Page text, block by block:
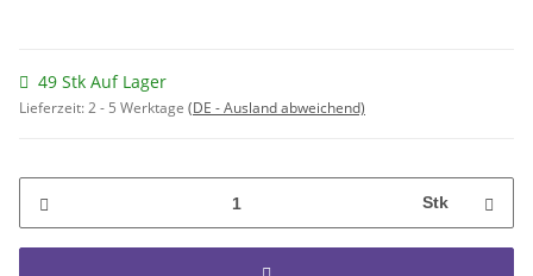
49 Stk Auf Lager
Lieferzeit:2 - 5 Werktage (DE - Ausland abweichend)
Stk